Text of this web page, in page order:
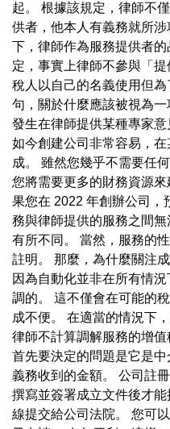
起。 根據該規定，律師不
供者，他本人有義務就所
下，律師作為服務提供者
定，事實上律師不參與「
稅人以自己的名義使用但
句，關於什麼應該被視為
發生在律師提供某種專家意
如今創建公司非常容易，
成。 雖然您幾乎不需要任
您將需要更多的財務資源
果您在 2022 年創辦公司，
務與律師提供的服務之間
有所不同。 當然，服務的
註明。 那麼，為什麼關注
因為自動化並非在所有情
調的。 這不僅會在可能的
成不便。 在適當的情況下
律師不計算調解服務的增值
首先要決定的問題是它是
義務收到的金額。 公司註
撰寫並簽署成立文件後才
線提交給公司法院。 您可